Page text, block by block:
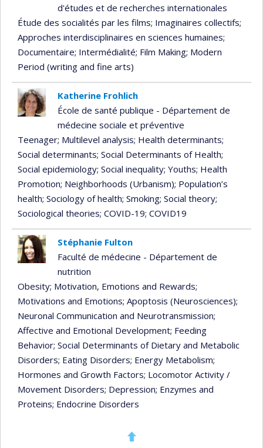
d'études et de recherches internationales
Étude des socialités par les films; Imaginaires collectifs;
Approches interdisciplinaires en sciences humaines;
Documentaire; Intermédialité; Film Making; Modern
Period (writing and fine arts)
Katherine Frohlich
École de santé publique - Département de
médecine sociale et préventive
Teenager; Multilevel analysis; Health determinants;
Social determinants; Social Determinants of Health;
Social epidemiology; Social inequality; Youths; Health
Promotion; Neighborhoods (Urbanism); Population’s
health; Sociology of health; Smoking; Social theory;
Sociological theories; COVID-19; COVID19
Stéphanie Fulton
Faculté de médecine - Département de
nutrition
Obesity; Motivation, Emotions and Rewards;
Motivations and Emotions; Apoptosis (Neurosciences);
Neuronal Communication and Neurotransmission;
Affective and Emotional Development; Feeding
Behavior; Social Determinants of Dietary and Metabolic
Disorders; Eating Disorders; Energy Metabolism;
Hormones and Growth Factors; Locomotor Activity /
Movement Disorders; Depression; Enzymes and
Proteins; Endocrine Disorders